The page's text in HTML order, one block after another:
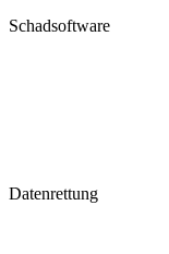
Schadsoftware
Datenrettung